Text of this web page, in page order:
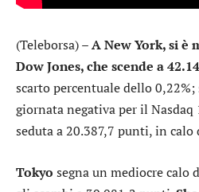
(Teleborsa) –A New York, si è
Dow Jones, che scende a
scarto percentuale dello
giornata negativa per il Nasdaq
seduta a 20.387,7 punti, in calo
Tokyo segna un mediocre calo